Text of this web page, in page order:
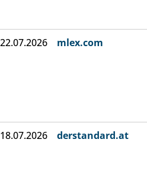
22.07.2026 mlex.com
18.07.2026 derstandard.at